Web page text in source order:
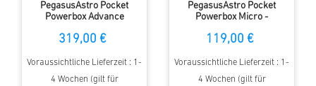
PegasusAstro Pocket
Powerbox Advance
Stromversorgung
319,00 €
Voraussichtliche Lieferzeit : 1-
4 Wochen (gilt für
PegasusAstro Pocket
Powerbox Micro -
Stromversorgung
119,00 €
Voraussichtliche Lieferzeit : 1-
4 Wochen (gilt für